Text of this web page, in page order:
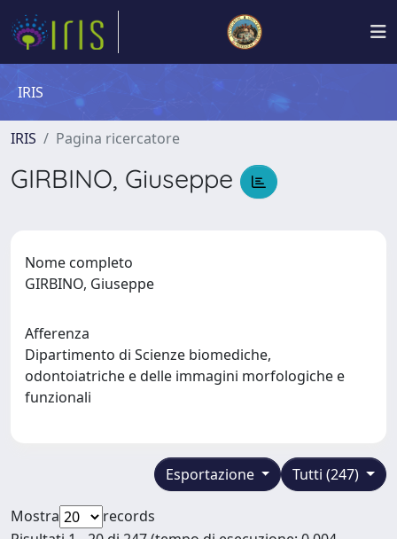
IRIS
IRIS Pagina ricercatore
GIRBINO, Giuseppe
Nome completo
GIRBINO, Giuseppe
Afferenza
Dipartimento di Scienze biomediche,
odontoiatriche e delle immagini morfologiche e
funzionali
Tutti (247)
Esportazione
Mostra
records